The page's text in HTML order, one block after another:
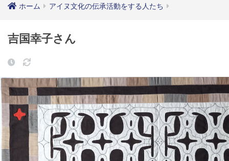
ホーム アイヌ文化の伝承活動をする人たち
吉国幸子さん